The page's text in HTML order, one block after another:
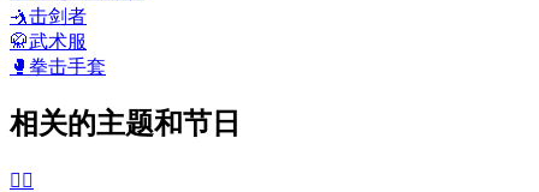
🤺击剑者
🥋武术服
🥊 拳击手套
相关的主题和节日
🤾‍♀️